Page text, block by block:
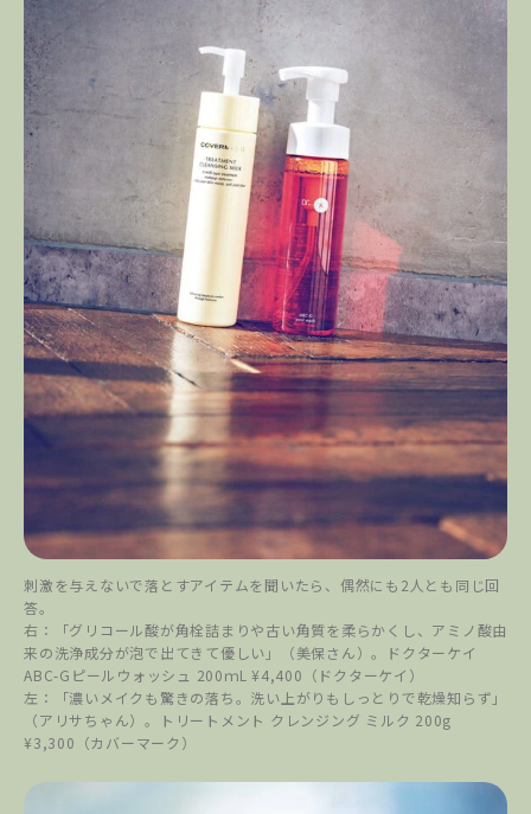
刺激を与えないで落とすアイテムを聞いたら、偶然にも2人とも同じ回
答。
右：「グリコール酸が角栓詰まりや古い角質を柔らかくし、アミノ酸由
来の洗浄成分が泡で出てきて優しい」（美保さん）。ドクターケイ
ABC-Gピールウォッシュ 200ｍL ¥4,400（ドクターケイ）
左：「濃いメイクも驚きの落ち。洗い上がりもしっとりで乾燥知らず」
（アリサちゃん）。トリートメント クレンジング ミルク 200g
¥3,300（カバーマーク）